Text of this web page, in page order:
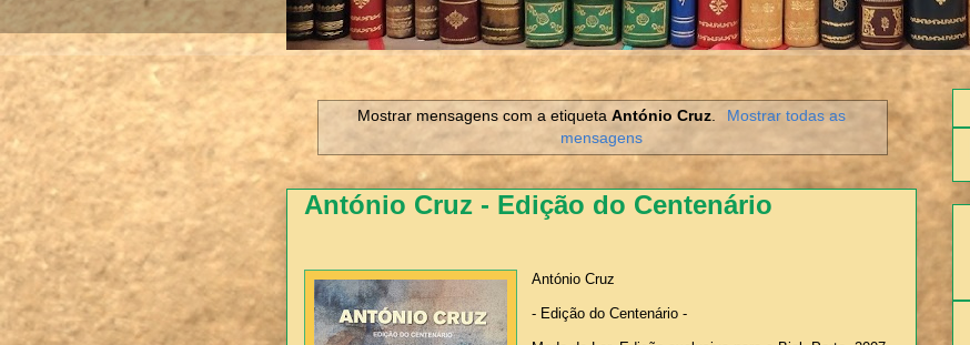
Mostrar mensagens com a etiquetaAntónio Cruz
Mostrar todas as
mensagens
António Cruz - Edição do Centenário
António Cruz
- Edição do Centenário -